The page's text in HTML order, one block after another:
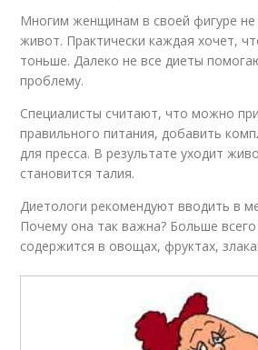
Многим женщинам в своей фигуре не
живот. Практически каждая хочет,
тоньше. Далеко не все диеты
проблему.
Специалисты считают, что можно
правильного питания, добавить
для пресса. В результате уходит
становится талия.
Диетологи рекомендуют вводить в
Почему она так важна? Больше всего
содержится в овощах, фруктах,